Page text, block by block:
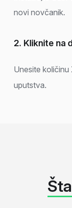
novi novčanik.
2. Kliknite na
Unesite količinu
uputstva.